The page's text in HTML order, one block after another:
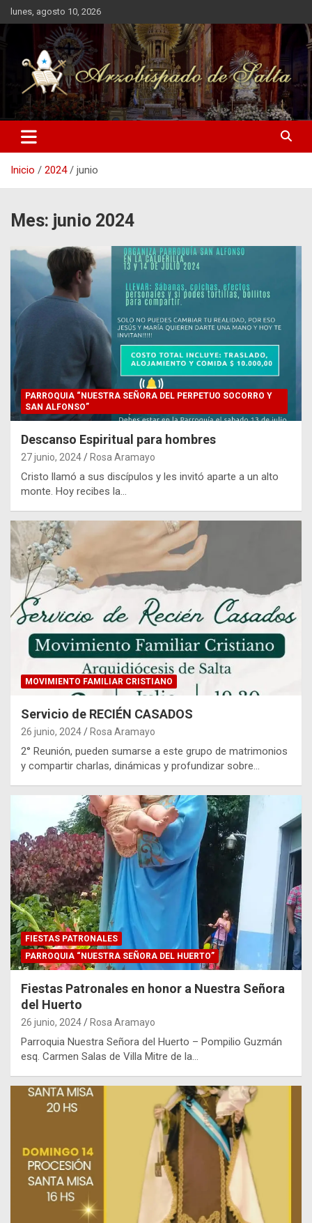
Saltar
al
contenido
lunes, agosto 10, 2026
Arzobispado de Salta
Arzobispado de Salta
Inicio 2024 junio
Mes: junio 2024
PARROQUIA “NUESTRA SEÑORA DEL PERPETUO SOCORRO Y
SAN ALFONSO”
Descanso Espiritual para hombres
27 junio, 2024 Rosa Aramayo
Cristo llamó a sus discípulos y les invitó aparte a un alto
monte. Hoy recibes la…
MOVIMIENTO FAMILIAR CRISTIANO
Servicio de RECIÉN CASADOS
26 junio, 2024 Rosa Aramayo
2° Reunión, pueden sumarse a este grupo de matrimonios
y compartir charlas, dinámicas y profundizar sobre…
FIESTAS PATRONALES
PARROQUIA “NUESTRA SEÑORA DEL HUERTO”
Fiestas Patronales en honor a Nuestra Señora
del Huerto
26 junio, 2024 Rosa Aramayo
Parroquia Nuestra Señora del Huerto – Pompilio Guzmán
esq. Carmen Salas de Villa Mitre de la…